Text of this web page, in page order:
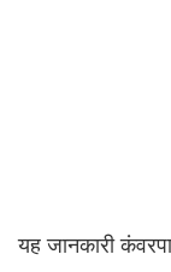
यह जानकारी